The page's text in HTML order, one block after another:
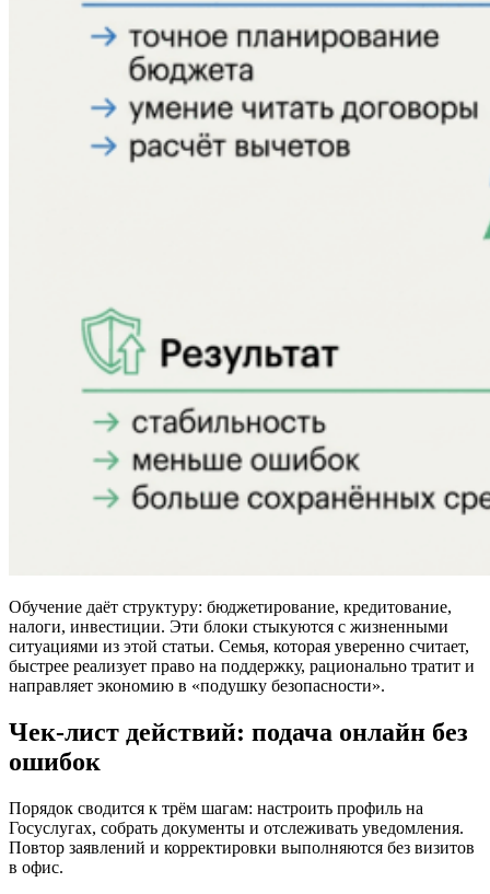
Обучение даёт структуру: бюджетирование, кредитование,
налоги, инвестиции. Эти блоки стыкуются с жизненными
ситуациями из этой статьи. Семья, которая уверенно считает,
быстрее реализует право на поддержку, рационально тратит и
направляет экономию в «подушку безопасности».
Чек‑лист действий: подача онлайн без
ошибок
Порядок сводится к трём шагам: настроить профиль на
Госуслугах, собрать документы и отслеживать уведомления.
Повтор заявлений и корректировки выполняются без визитов
в офис.